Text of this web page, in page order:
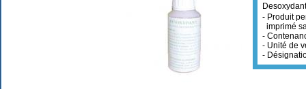
- Produit
imprimé
-
- Unité de
-